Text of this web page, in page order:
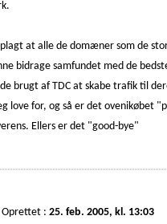
at alle de domæner som de
bidrage samfundet med de
brugt af TDC at skabe trafik til
love for, og så er det ovenikøbet
Ellers er det "good-bye"
Oprettet : 25. feb. 2005, kl. 13:03